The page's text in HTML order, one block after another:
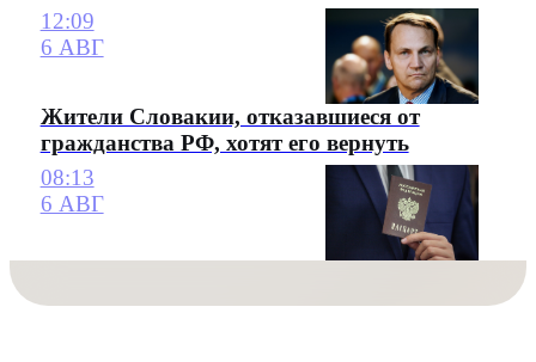
12:09
6 АВГ
Жители Словакии, отказавшиеся от
гражданства РФ, хотят его вернуть
08:13
6 АВГ